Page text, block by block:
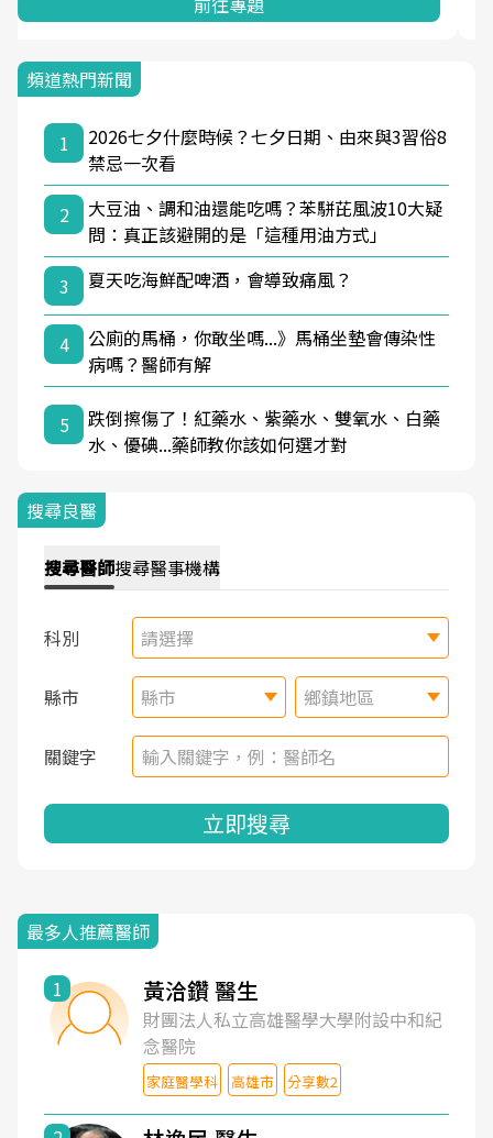
頻道熱門新聞
1
2026七夕什麼時候？七夕日期、由來與3習俗8
禁忌一次看
2
大豆油、調和油還能吃嗎？苯駢芘風波10大疑
問：真正該避開的是「這種用油方式」
3
夏天吃海鮮配啤酒，會導致痛風？
4
公廁的馬桶，你敢坐嗎...》馬桶坐墊會傳染性
病嗎？醫師有解
5
跌倒擦傷了！紅藥水、紫藥水、雙氧水、白藥
水、優碘...藥師教你該如何選才對
搜尋良醫
搜尋醫師搜尋醫事機構
科別 請選擇
縣市 縣市 鄉鎮地區
關鍵字
立即搜尋
最多人推薦醫師
1 黃洽鑽 醫生
財團法人私立高雄醫學大學附設中和紀
念醫院
家庭醫學科 高雄市 分享數2